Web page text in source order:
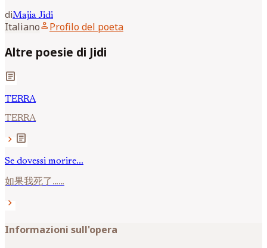
diMajia Jidi
Italianoperson Profilo del poeta
Altre poesie di Jidi
article
TERRA
TERRA
chevron_right article
Se dovessi morire...
如果我死了……
chevron_right
Informazioni sull'opera